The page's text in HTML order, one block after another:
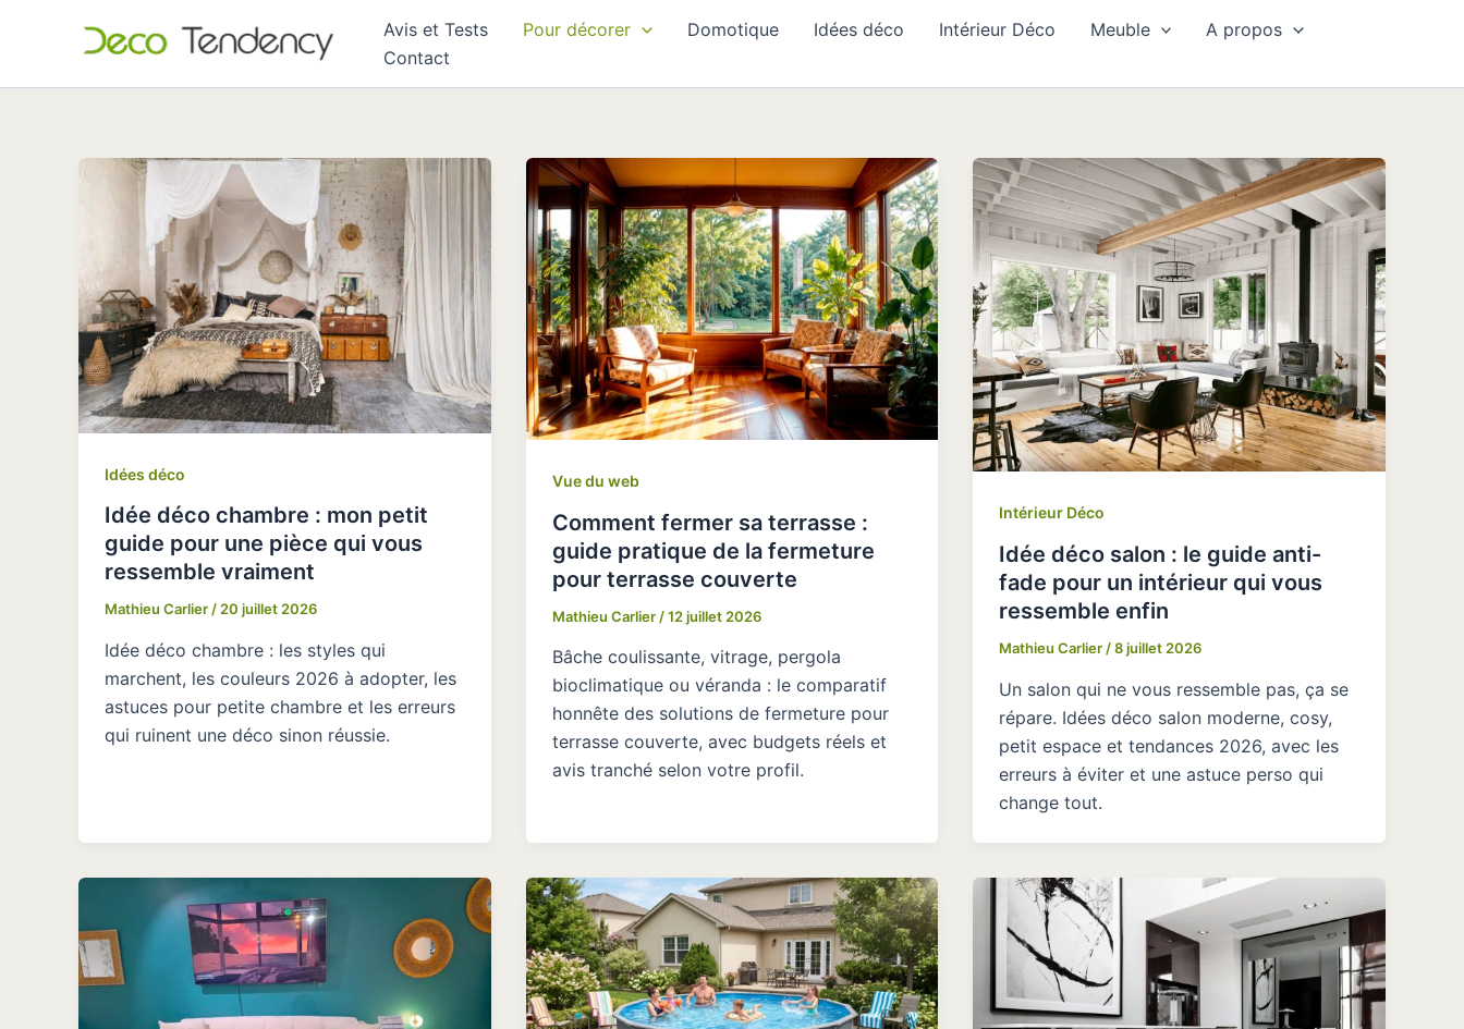
Avis et Tests Pour décorer Domotique Idées déco Intérieur Déco Meuble
A propos
Contact
Idées déco
Idée déco chambre : mon petit
guide pour une pièce qui vous
ressemble vraiment
Mathieu Carlier/20 juillet 2026
Idée déco chambre : les styles qui
marchent, les couleurs 2026 à adopter, les
astuces pour petite chambre et les erreurs
qui ruinent une déco sinon réussie.
Vue du web
Comment fermer sa terrasse :
guide pratique de la fermeture
pour terrasse couverte
Mathieu Carlier /12 juillet 2026
Bâche coulissante, vitrage, pergola
bioclimatique ou véranda : le comparatif
honnête des solutions de fermeture pour
terrasse couverte, avec budgets réels et
avis tranché selon votre profil.
Intérieur Déco
Idée déco salon : le guide anti-
fade pour un intérieur qui vous
ressemble enfin
Mathieu Carlier/8 juillet 2026
Un salon qui ne vous ressemble pas, ça se
répare. Idées déco salon moderne, cosy,
petit espace et tendances 2026, avec les
erreurs à éviter et une astuce perso qui
change tout.